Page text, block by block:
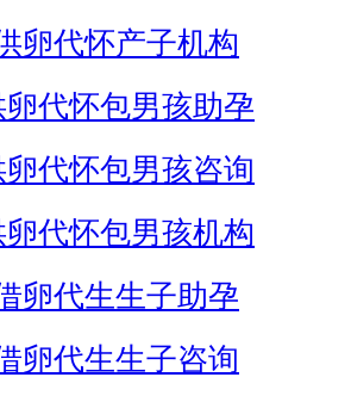
卵代怀产子机构
代怀包男孩助孕
代怀包男孩咨询
代怀包男孩机构
卵代生生子助孕
卵代生生子咨询